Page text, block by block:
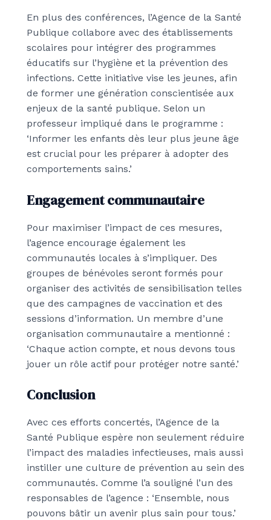
En plus des conférences, l’Agence de la Santé
Publique collabore avec des établissements
scolaires pour intégrer des programmes
éducatifs sur l’hygiène et la prévention des
infections. Cette initiative vise les jeunes, afin
de former une génération conscientisée aux
enjeux de la santé publique. Selon un
professeur impliqué dans le programme :
‘Informer les enfants dès leur plus jeune âge
est crucial pour les préparer à adopter des
comportements sains.’
Engagement communautaire
Pour maximiser l’impact de ces mesures,
l’agence encourage également les
communautés locales à s’impliquer. Des
groupes de bénévoles seront formés pour
organiser des activités de sensibilisation telles
que des campagnes de vaccination et des
sessions d’information. Un membre d’une
organisation communautaire a mentionné :
‘Chaque action compte, et nous devons tous
jouer un rôle actif pour protéger notre santé.’
Conclusion
Avec ces efforts concertés, l’Agence de la
Santé Publique espère non seulement réduire
l’impact des maladies infectieuses, mais aussi
instiller une culture de prévention au sein des
communautés. Comme l’a souligné l’un des
responsables de l’agence : ‘Ensemble, nous
pouvons bâtir un avenir plus sain pour tous.’